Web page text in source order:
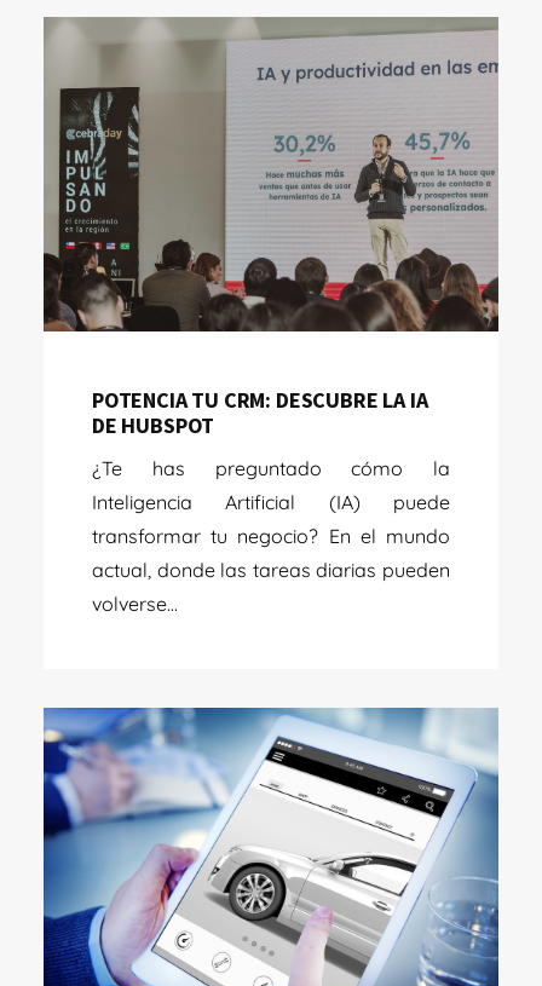
POTENCIA TU CRM: DESCUBRE LA IA
DE HUBSPOT
¿Te has preguntado cómo la
Inteligencia Artificial (IA) puede
transformar tu negocio? En el mundo
actual, donde las tareas diarias pueden
volverse...